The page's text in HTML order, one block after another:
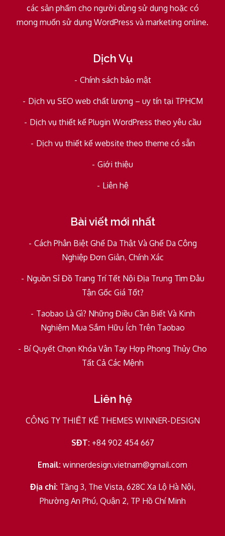
các sản phẩm cho người dùng sử dụng hoặc có
mong muốn sử dụng WordPress và marketing online.
Dịch Vụ
Chính sách bảo mật
Dịch vụ SEO web chất lượng – uy tín tại TPHCM
Dịch vụ thiết kế Plugin WordPress theo yêu cầu
Dịch vụ thiết kế website theo theme có sẵn
Giới thiệu
Liên hệ
Bài viết mới nhất
Cách Phân Biệt Ghế Da Thật Và Ghế Da Công
Nghiệp Đơn Giản, Chính Xác
Nguồn Sỉ Đồ Trang Trí Tết Nội Địa Trung Tìm Đâu
Tận Gốc Giá Tốt?
Taobao Là Gì? Những Điều Cần Biết Và Kinh
Nghiệm Mua Sắm Hữu Ích Trên Taobao
Bí Quyết Chọn Khóa Vân Tay Hợp Phong Thủy Cho
Tất Cả Các Mệnh
Liên hệ
CÔNG TY THIẾT KẾ THEMES WINNER-DESIGN
SĐT: +84 902 454 667
Email: winnerdesign.vietnam@gmail.com
Địa chỉ: Tầng 3, The Vista, 628C Xa Lộ Hà Nội,
Phường An Phú, Quận 2, TP Hồ Chí Minh